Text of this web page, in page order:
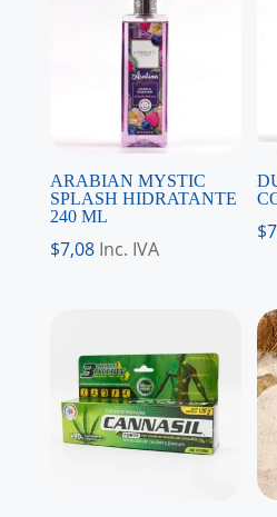
ARABIAN MYSTIC
SPLASH HIDRATANTE
240 ML
$7,08 Inc. IVA
$